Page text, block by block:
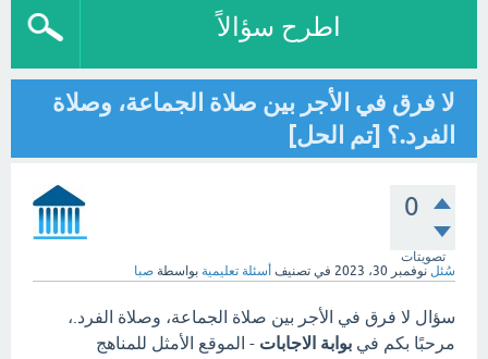
اطرح سؤالاً
لا فرق في الأجر بين صلاة الجماعة، وصلاة
الفرد.؟ [تم الحل]
0
تصويتات
سُئل نوفمبر 30، 2023 في تصنيف أسئلة تعليمية بواسطة صبا
سؤال لا فرق في الأجر بين صلاة الجماعة، وصلاة الفرد.،
مرحبًا بكم في بوابة الاجابات - الموقع الأمثل للمناهج